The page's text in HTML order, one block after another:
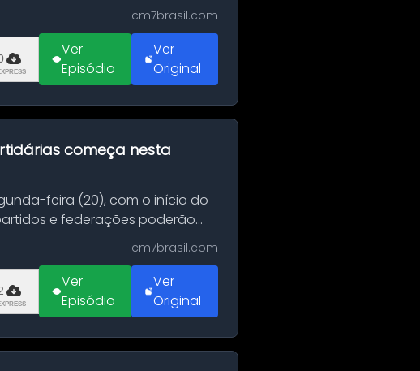
cm7brasil.com
Ver
Episódio
Ver
Original
começa nesta
feira (20), com o início do
e federações poderão
cm7brasil.com
Ver
Episódio
Ver
Original